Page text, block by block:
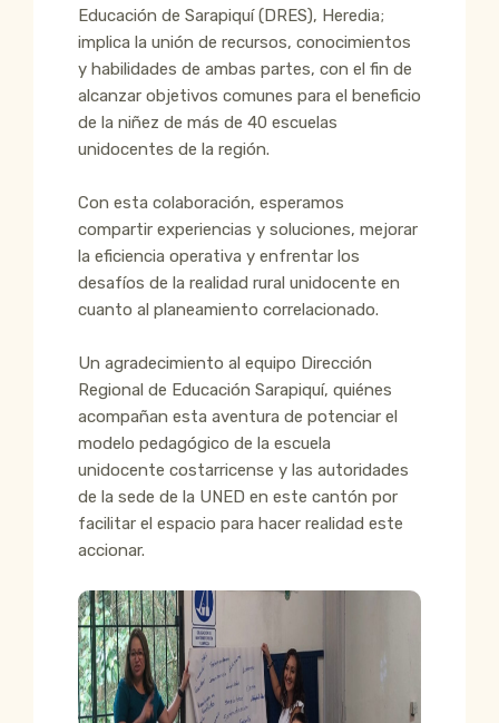
Educación de Sarapiquí (DRES), Heredia;
implica la unión de recursos, conocimientos
y habilidades de ambas partes, con el fin de
alcanzar objetivos comunes para el beneficio
de la niñez de más de 40 escuelas
unidocentes de la región.
Con esta colaboración, esperamos
compartir experiencias y soluciones, mejorar
la eficiencia operativa y enfrentar los
desafíos de la realidad rural unidocente en
cuanto al planeamiento correlacionado.
Un agradecimiento al equipo Dirección
Regional de Educación Sarapiquí, quiénes
acompañan esta aventura de potenciar el
modelo pedagógico de la escuela
unidocente costarricense y las autoridades
de la sede de la UNED en este cantón por
facilitar el espacio para hacer realidad este
accionar.